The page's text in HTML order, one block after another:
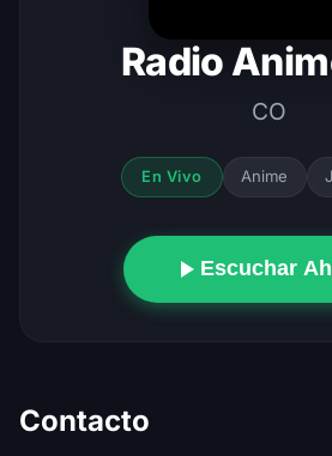
Radio
CO
En Vivo Anime
Escuchar
Contacto